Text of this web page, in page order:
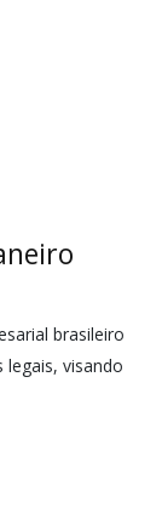
brasileiro
visando